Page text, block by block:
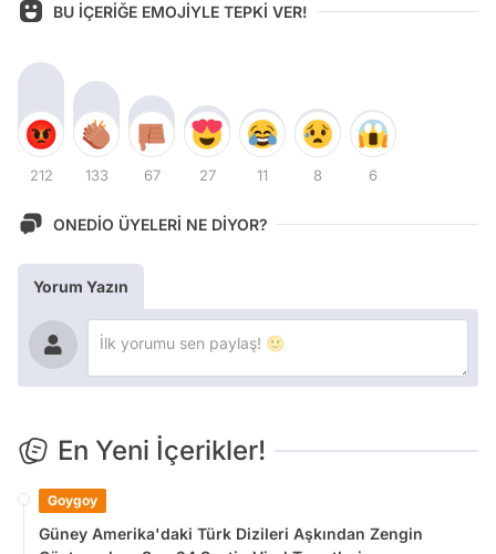
BU İÇERİĞE EMOJİYLE TEPKİ VER!
212 133 67 27 11 8 6
ONEDİO ÜYELERİ NE DİYOR?
Yorum Yazın
En Yeni İçerikler!
Goygoy
Güney Amerika'daki Türk Dizileri Aşkından Zengin